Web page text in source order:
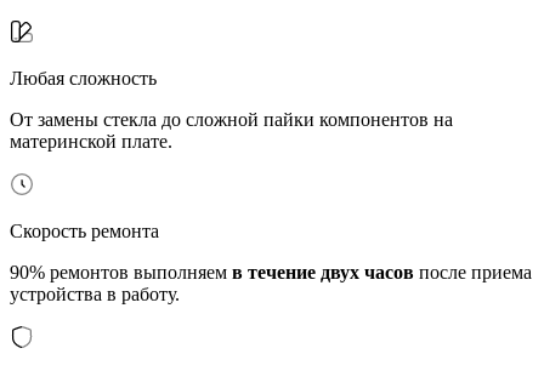
Любая сложность
От замены стекла до сложной пайки компонентов на
материнской плате.
Скорость ремонта
90% ремонтов выполняем в течение двух часов после приема
устройства в работу.